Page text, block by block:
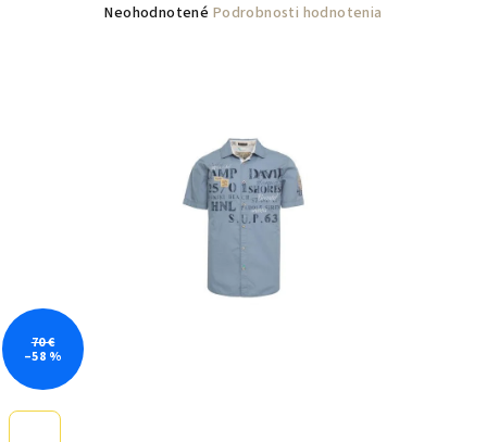
Priemerné
Neohodnotené Podrobnosti hodnotenia
70 €
–58 %